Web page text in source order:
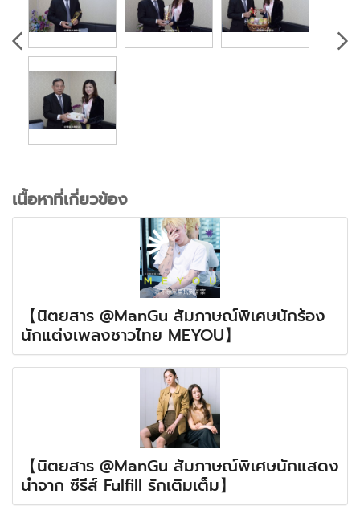
เนื้อหาที่เกี่ยวข้อง
【นิตยสาร @ManGu สัมภาษณ์พิเศษนักร้อง
นักแต่งเพลงชาวไทย MEYOU】
【นิตยสาร @ManGu สัมภาษณ์พิเศษนักแสดง
นำจาก ซีรีส์ Fulfill รักเติมเต็ม】